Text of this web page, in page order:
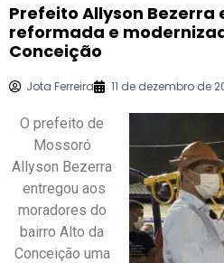
Prefeito Allyson
reformada e
Conceição
Jota Ferreira 11 de dezembro de
O prefeito de
Mossoró
Allyson Bezerra
entregou aos
moradores do
bairro Alto da
Conceição uma